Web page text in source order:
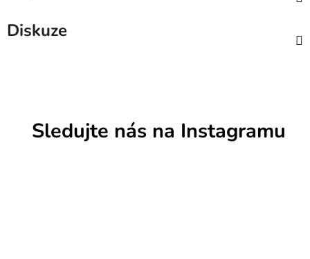
Diskuze
Sledujte nás na Instagramu